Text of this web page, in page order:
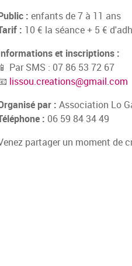
: enfants de 7 à 11 ans
: 10 € la séance + 5 €
et inscriptions :
📱 Par SMS : 07 86 53 72 67
lissou.creations@gmail.com
par : Association Lo
: 06 59 84 34 49
partager un moment de